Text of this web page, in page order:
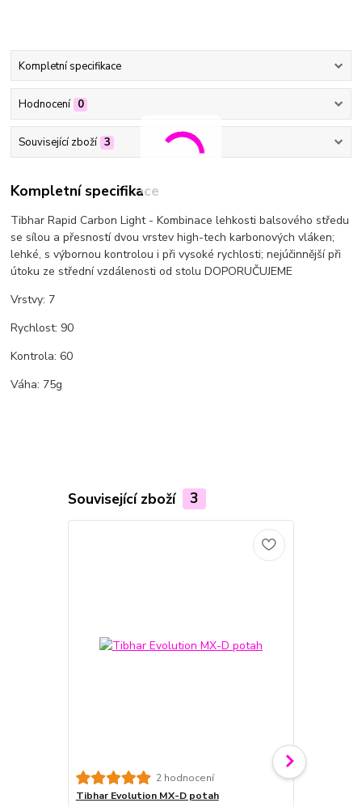
Kompletní specifikace
Hodnocení 0
Související zboží 3
Kompletní specifikace
Tibhar Rapid Carbon Light - Kombinace lehkosti balsového středu
se sílou a přesností dvou vrstev high-tech karbonových vláken;
lehké, s výbornou kontrolou i při vysoké rychlosti; nejúčinnější při
útoku ze střední vzdálenosti od stolu DOPORUČUJEME
Vrstvy: 7
Rychlost: 90
Kontrola: 60
Váha: 75g
Související zboží 3
2 hodnocení
Tibhar Evolution MX-D potah